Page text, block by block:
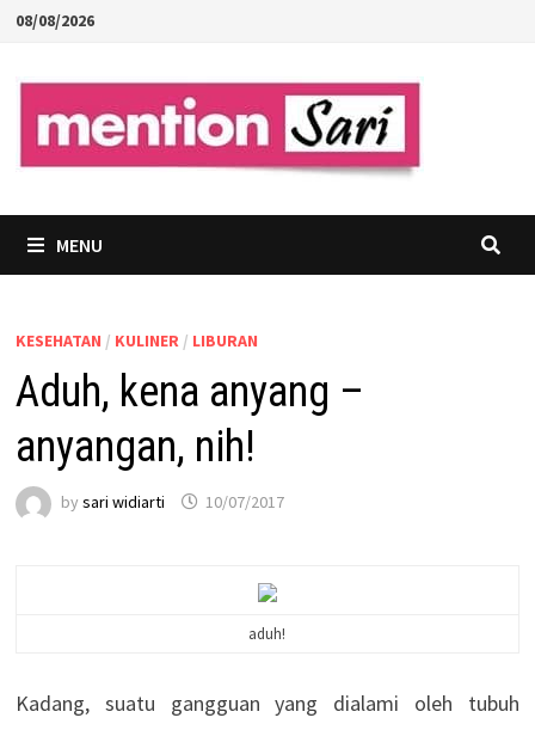
Skip
content
08/08/2026
MENU
KESEHATAN / KULINER/ LIBURAN
Aduh, kena anyang –
anyangan, nih!
by sari widiarti 10/07/2017
aduh!
Kadang, suatu gangguan yang dialami oleh tubuh